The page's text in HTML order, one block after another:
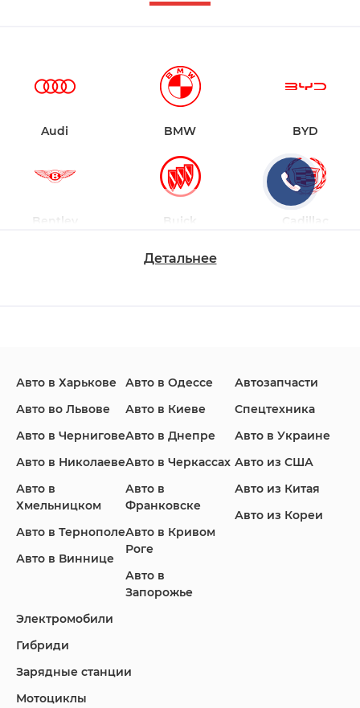
Audi BMW BYD
Bentley Buick Cadillac
Infiniti Jaguar Jeep
Land Rover
Lincoln
Детальнее
Авто в Харькове
Авто во Львове
Авто в Чернигове
Авто в Николаеве
Авто в
Хмельницком
Авто в Тернополе
Авто в Виннице
Авто в Одессе
Авто в Киеве
Авто в Днепре
Авто в Черкассах
Авто в
Франковске
Авто в Кривом
Роге
Авто в
Запорожье
Автозапчасти
Спецтехника
Авто в Украине
Авто из США
Авто из Китая
Авто из Кореи
Электромобили
Гибриди
Зарядные станции
Мотоциклы